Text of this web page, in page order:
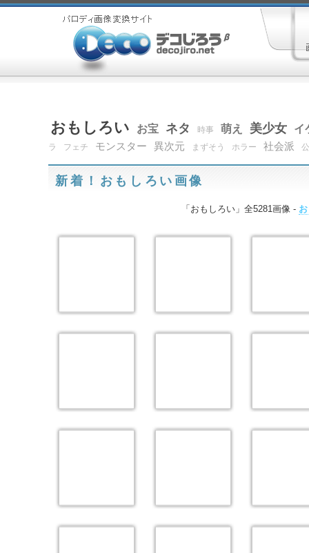
おもしろい お宝 ネタ 時事 萌え 美少女 イ
ラ フェチ モンスター 異次元 まずそう ホラー 社会派
新着！おもしろい画像
「おもしろい」全5281画像 -